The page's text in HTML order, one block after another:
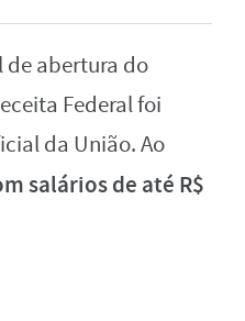
de abertura do
Federal foi
da União. Ao
salários de até R$